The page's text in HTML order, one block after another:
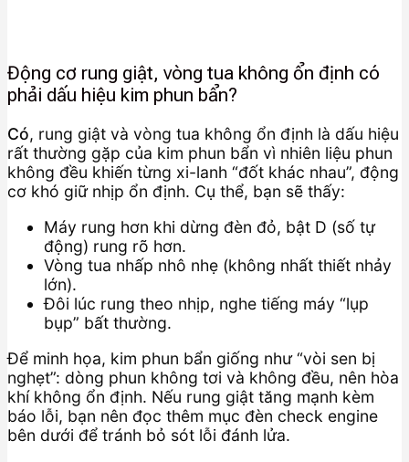
Động cơ rung giật, vòng tua không ổn định có
phải dấu hiệu kim phun bẩn?
Có, rung giật và vòng tua không ổn định là dấu hiệu
rất thường gặp của kim phun bẩn vì nhiên liệu phun
không đều khiến từng xi-lanh “đốt khác nhau”, động
cơ khó giữ nhịp ổn định. Cụ thể, bạn sẽ thấy:
Máy rung hơn khi dừng đèn đỏ, bật D (số tự
động) rung rõ hơn.
Vòng tua nhấp nhô nhẹ (không nhất thiết nhảy
lớn).
Đôi lúc rung theo nhịp, nghe tiếng máy “lụp
bụp” bất thường.
Để minh họa, kim phun bẩn giống như “vòi sen bị
nghẹt”: dòng phun không tơi và không đều, nên hòa
khí không ổn định. Nếu rung giật tăng mạnh kèm
báo lỗi, bạn nên đọc thêm mục đèn check engine
bên dưới để tránh bỏ sót lỗi đánh lửa.